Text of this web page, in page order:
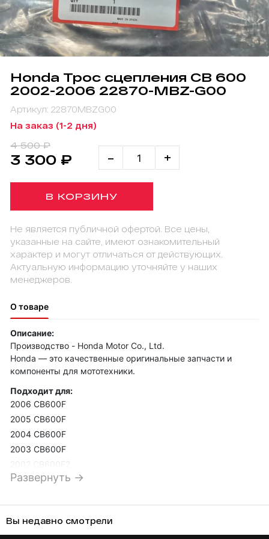
Honda Трос сцепления CB 600
2002-2006 22870-MBZ-G00
Артикул: 22870MBZG00
На заказ (1-2 дня)
4 500 ₽
3 300 ₽ - +
В КОРЗИНУ
Не является публичной офертой. Все цены,
указанные на сайте, имеют ознакомительный
характер и могут отличаться от действующих.
Актуальную информацию уточняйте у наших
менеджеров.
О товаре
Описание:
Производство - Honda Motor Co., Ltd.
Honda — это качественные оригинальные запчасти и
компоненты для мототехники.
Подходит для:
2006 CB600F
2005 CB600F
2004 CB600F
2003 CB600F
2002 CB600F
2000 CB600F2
Развернуть →
Вы недавно смотрели